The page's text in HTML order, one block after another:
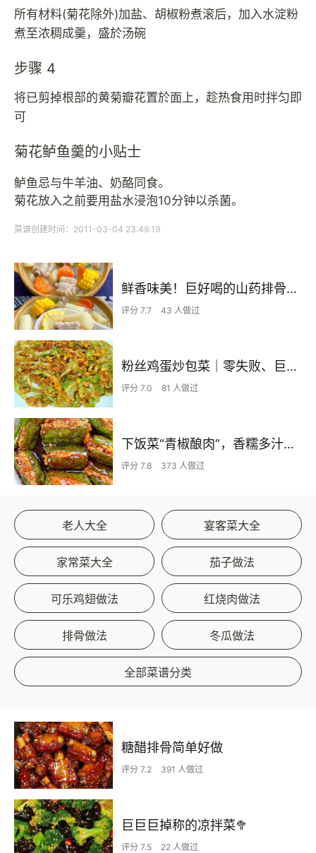
所有材料(菊花除外)加盐、胡椒粉煮滚后，加入水淀粉
煮至浓稠成羹，盛於汤碗
步骤 4
将已剪掉根部的黄菊瓣花置於面上，趁热食用时拌匀即
可
菊花鲈鱼羹的小贴士
鲈鱼忌与牛羊油、奶酪同食。
菊花放入之前要用盐水浸泡10分钟以杀菌。
菜谱创建时间：2011-03-04 23:49:19
鲜香味美！巨好喝的山药排骨汤！！
评分 7.7 43 人做过
粉丝鸡蛋炒包菜｜零失败、巨下饭
评分 7.0 81 人做过
下饭菜“青椒酿肉”，香糯多汁鲜嫩下饭
评分 7.8 373 人做过
老人大全 宴客菜大全
家常菜大全 茄子做法
可乐鸡翅做法 红烧肉做法
排骨做法 冬瓜做法
全部菜谱分类
糖醋排骨简单好做
评分 7.2 391 人做过
巨巨巨掉称的凉拌菜🥦
评分 7.5 22 人做过